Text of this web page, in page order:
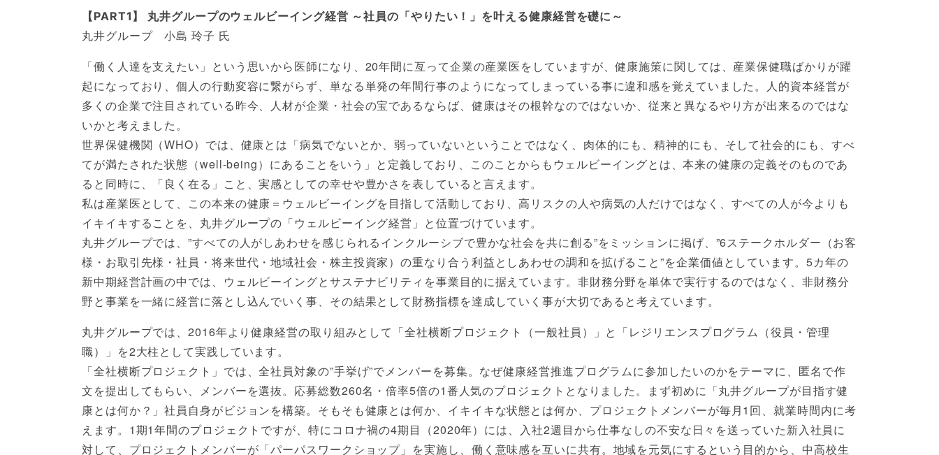
【PART1】 丸井グループのウェルビーイング経営 ～社員の「やりたい！」を叶える健康経営を礎に～
丸井グループ 小島 玲子 氏
「働く人達を支えたい」という思いから医師になり、20年間に亙って企業の産業医をしていますが、健康施策に関しては、産業保健職ばかりが躍
起になっており、個人の行動変容に繋がらず、単なる単発の年間行事のようになってしまっている事に違和感を覚えていました。人的資本経営が
多くの企業で注目されている昨今、人材が企業・社会の宝であるならば、健康はその根幹なのではないか、従来と異なるやり方が出来るのではな
いかと考えました。
世界保健機関（WHO）では、健康とは「病気でないとか、弱っていないということではなく、肉体的にも、精神的にも、そして社会的にも、すべ
てが満たされた状態（well-being）にあることをいう」と定義しており、このことからもウェルビーイングとは、本来の健康の定義そのものであ
ると同時に、「良く在る」こと、実感としての幸せや豊かさを表していると言えます。
私は産業医として、この本来の健康＝ウェルビーイングを目指して活動しており、高リスクの人や病気の人だけではなく、すべての人が今よりも
イキイキすることを、丸井グループの「ウェルビーイング経営」と位置づけています。
丸井グループでは、”すべての人がしあわせを感じられるインクルーシブで豊かな社会を共に創る”をミッションに掲げ、”6ステークホルダー（お客
様・お取引先様・社員・将来世代・地域社会・株主投資家）の重なり合う利益としあわせの調和を拡げること”を企業価値としています。5カ年の
新中期経営計画の中では、ウェルビーイングとサステナビリティを事業目的に据えています。非財務分野を単体で実行するのではなく、非財務分
野と事業を一緒に経営に落とし込んでいく事、その結果として財務指標を達成していく事が大切であると考えています。
丸井グループでは、2016年より健康経営の取り組みとして「全社横断プロジェクト（一般社員）」と「レジリエンスプログラム（役員・管理
職）」を2大柱として実践しています。
「全社横断プロジェクト」では、全社員対象の”手挙げ”でメンバーを募集。なぜ健康経営推進プログラムに参加したいのかをテーマに、匿名で作
文を提出してもらい、メンバーを選抜。応募総数260名・倍率5倍の1番人気のプロジェクトとなりました。まず初めに「丸井グループが目指す健
康とは何か？」社員自身がビジョンを構築。そもそも健康とは何か、イキイキな状態とは何か、プロジェクトメンバーが毎月1回、就業時間内に考
えます。1期1年間のプロジェクトですが、特にコロナ禍の4期目（2020年）には、入社2週目から仕事なしの不安な日々を送っていた新入社員に
対して、プロジェクトメンバーが「パーパスワークショップ」を実施し、働く意味感を互いに共有。地域を元気にするという目的から、中高校生